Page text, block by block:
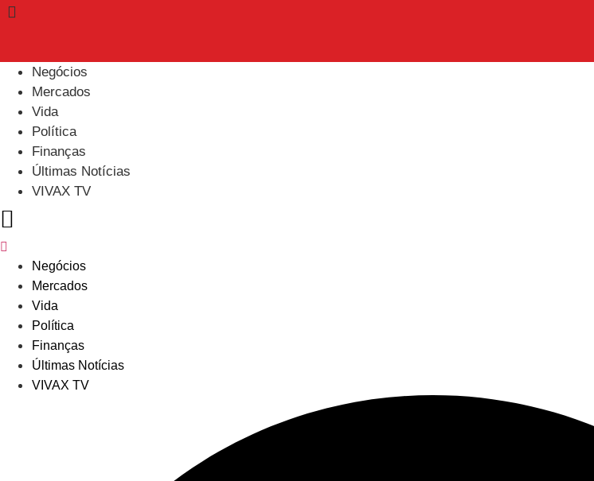
conteúdoNegócios
Mercados
Vida
Política
Finanças
Últimas Notícias
VIVAX TV
Negócios
Mercados
Vida
Política
Finanças
Últimas Notícias
VIVAX TV